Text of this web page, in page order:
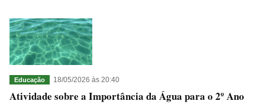
Educação 18/05/2026 às 20:40
Atividade sobre a Importância da Água para o 2º Ano